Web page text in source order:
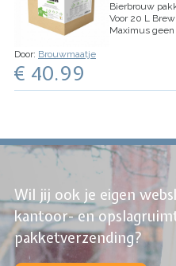
Bierbrouw
Voor 20 L
Maximus
zondag na de
brouwkelder
Door: Brouwmaatje
€ 40.99
Wil jij ook je eigen
kantoor- en
pakketverzending?